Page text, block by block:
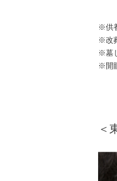
※供
※改
※墓
※開
＜